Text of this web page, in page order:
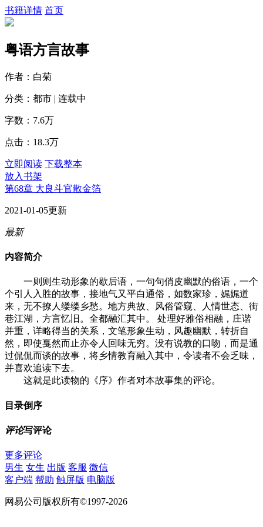
书籍详情 首页
粤语方言故事
作者：白菊
分类：都市 | 连载中
字数：7.6万
点击：18.3万
立即阅读 下载整本
放入书架
第68章 大良斗官散金箔
2021-01-05更新
最新
内容简介
一则则生动形象的歇后语，一句句俏皮幽默的俗语，一个
个引人入胜的故事，接地气又平白通俗，如数家珍，娓娓道
来，无不撩人缕缕乡愁。地方典故、风俗管窥、人情世态、街
巷江湖，方言忆旧。全都融汇其中。 处理好雅俗相融，庄谐
并重，详略得当的关系，文笔形象生动，风趣幽默，转折自
然，即使戛然而止亦令人回味无穷。没有说教的口吻，而是通
过侃侃而谈的故事，将乡情教育融入其中，令读者不会乏味，
并喜欢追读下去。
这就是此读物的《序》作者对本故事集的评论。
目录倒序
评论写评论
更多评论
男生 女生 出版 客服 微信
客户端 帮助 触屏版 电脑版
网易公司版权所有©1997-2026